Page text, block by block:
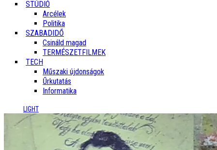
STÚDIÓ
Arcélek
Politika
SZABADIDŐ
Csináld magad
TERMÉSZETFILMEK
TECH
Műszaki újdonságok
Űrkutatás
Informatika
LIGHT